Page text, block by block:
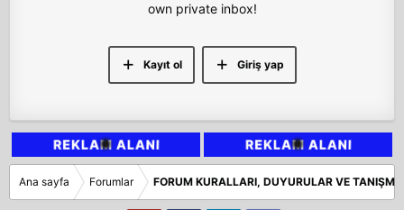
own private inbox!
Giriş yap
Kayıt ol
Ana sayfa Forumlar FORUM KURALLARI, DUYURULAR VE TANIŞMA